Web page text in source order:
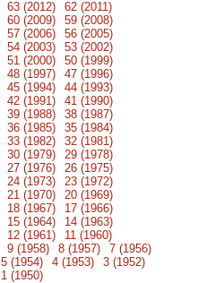
63 (2012)
62 (2011)
60 (2009)
59 (2008)
57 (2006)
56 (2005)
54 (2003)
53 (2002)
51 (2000)
50 (1999)
48 (1997)
47 (1996)
45 (1994)
44 (1993)
42 (1991)
41 (1990)
39 (1988)
38 (1987)
36 (1985)
35 (1984)
33 (1982)
32 (1981)
30 (1979)
29 (1978)
27 (1976)
26 (1975)
24 (1973)
23 (1972)
21 (1970)
20 (1969)
18 (1967)
17 (1966)
15 (1964)
14 (1963)
12 (1961)
11 (1960)
9 (1958) 8 (1957)
7 (1956)
5 (1954) 4 (1953)
3 (1952)
1 (1950)